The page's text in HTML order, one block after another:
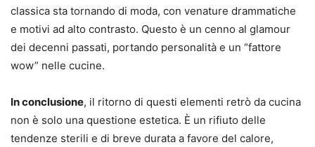
classica sta tornando di moda, con venature drammatiche
e motivi ad alto contrasto. Questo è un cenno al glamour
dei decenni passati, portando personalità e un “fattore
wow” nelle cucine.
In conclusione, il ritorno di questi elementi retrò da cucina
non è solo una questione estetica. È un rifiuto delle
tendenze sterili e di breve durata a favore del calore,